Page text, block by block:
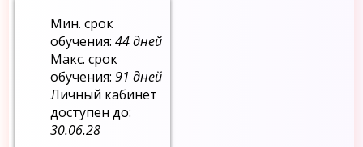
Мин. срок
обучения:44 дней
Макс. срок
обучения:91 дней
Личный кабинет
доступен до:
30.06.28